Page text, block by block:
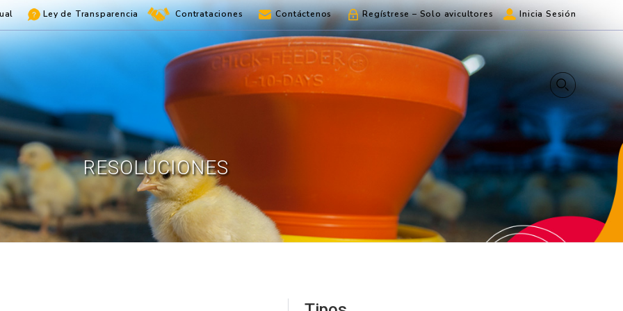
Ley de Transparencia Contrataciones Contáctenos Regístrese – Solo avicultores Inicia Sesión
RESOLUCIONES